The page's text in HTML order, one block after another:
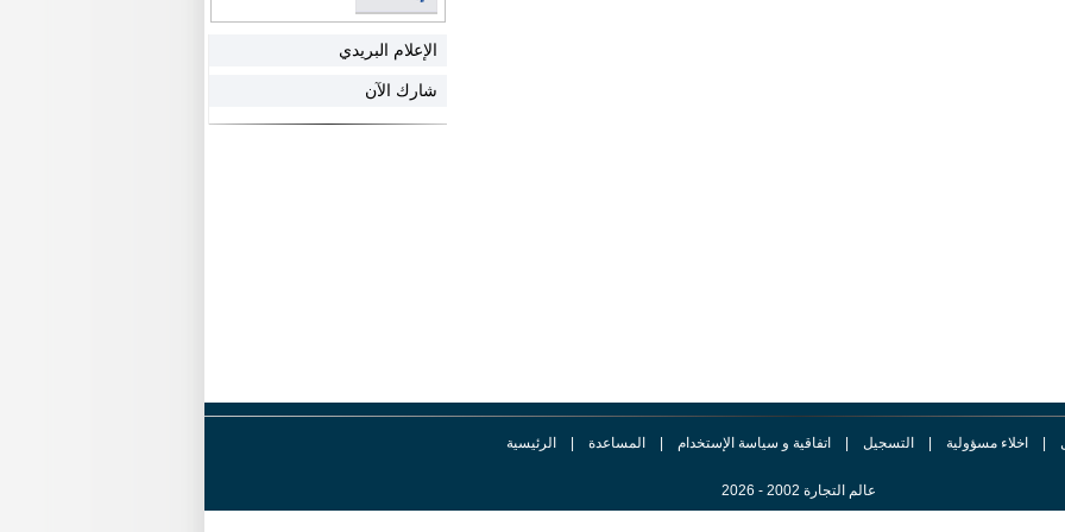
الإعلام البريدي
شارك الآن
اخلاء مسؤولية التسجيل اتفاقية و سياسة الإستخدام المساعدة الرئيسية
عالم التجارة 2002 - 2026